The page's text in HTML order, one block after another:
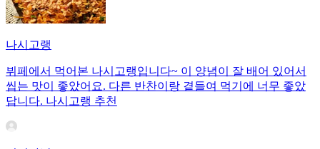
나시고랭
뷔페에서 먹어본 나시고랭입니다~ 이 양념이 잘 배어 있어서
씹는 맛이 좋았어요. 다른 반찬이랑 곁들여 먹기에 너무 좋았
답니다. 나시고랭 추천